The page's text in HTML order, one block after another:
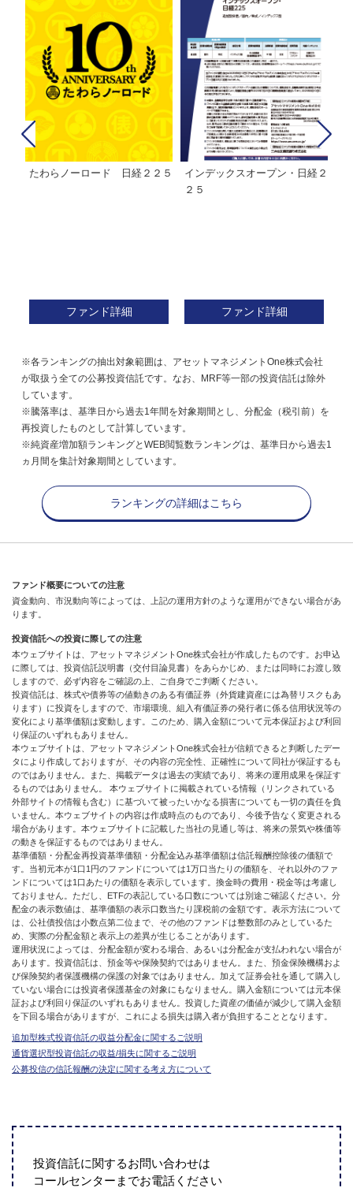
ＭＨＡＭ株式インデックスファ
ファンド詳細
インデックスミリオン
ファンド詳細
※各ランキングの抽出対象範囲は、アセットマネジメントOne株式会社
が取扱う全ての公募投資信託です。なお、MRF等一部の投資信託は除外
しています。
※騰落率は、基準日から過去1年間を対象期間とし、分配金（税引前）を
再投資したものとして計算しています。
※純資産増加額ランキングとWEB閲覧数ランキングは、基準日から過去1
ヵ月間を集計対象期間としています。
ランキングの詳細はこちら
ファンド概要についての注意
資金動向、市況動向等によっては、上記の運用方針のような運用ができない場合があ
ります。
投資信託への投資に際しての注意
本ウェブサイトは、アセットマネジメントOne株式会社が作成したものです。お申込
に際しては、投資信託説明書（交付目論見書）をあらかじめ、または同時にお渡し致
しますので、必ず内容をご確認の上、ご自身でご判断ください。
投資信託は、株式や債券等の値動きのある有価証券（外貨建資産には為替リスクもあ
ります）に投資をしますので、市場環境、組入有価証券の発行者に係る信用状況等の
変化により基準価額は変動します。このため、購入金額について元本保証および利回
り保証のいずれもありません。
本ウェブサイトは、アセットマネジメントOne株式会社が信頼できると判断したデー
タにより作成しておりますが、その内容の完全性、正確性について同社が保証するも
のではありません。また、掲載データは過去の実績であり、将来の運用成果を保証す
るものではありません。 本ウェブサイトに掲載されている情報（リンクされている
外部サイトの情報も含む）に基づいて被ったいかなる損害についても一切の責任を負
いません。本ウェブサイトの内容は作成時点のものであり、今後予告なく変更される
場合があります。本ウェブサイトに記載した当社の見通し等は、将来の景気や株価等
の動きを保証するものではありません。
基準価額・分配金再投資基準価額・分配金込み基準価額は信託報酬控除後の価額で
す。当初元本が1口1円のファンドについては1万口当たりの価額を、それ以外のファ
ンドについては1口あたりの価額を表示しています。換金時の費用・税金等は考慮し
ておりません。ただし、ETFの表記している口数については別途ご確認ください。分
配金の表示数値は、基準価額の表示口数当たり課税前の金額です。表示方法について
は、公社債投信は小数点第二位まで、その他のファンドは整数部のみとしているた
め、実際の分配金額と表示上の差異が生じることがあります。
運用状況によっては、分配金額が変わる場合、あるいは分配金が支払われない場合が
あります。投資信託は、預金等や保険契約ではありません。また、預金保険機構およ
び保険契約者保護機構の保護の対象ではありません。加えて証券会社を通して購入し
ていない場合には投資者保護基金の対象にもなりません。購入金額については元本保
証および利回り保証のいずれもありません。投資した資産の価値が減少して購入金額
を下回る場合がありますが、これによる損失は購入者が負担することとなります。
追加型株式投資信託の収益分配金に関するご説明
通貨選択型投資信託の収益/損失に関するご説明
公募投信の信託報酬の決定に関する考え方について
投資信託に関するお問い合わせは
コールセンターまでお電話ください